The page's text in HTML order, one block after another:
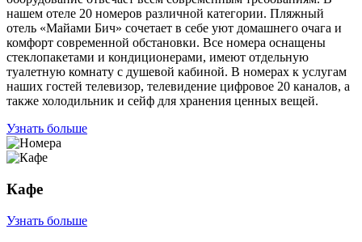
нашем отеле 20 номеров различной категории. Пляжный
отель «Майами Бич» сочетает в себе уют домашнего очага и
комфорт современной обстановки. Все номера оснащены
стеклопакетами и кондиционерами, имеют отдельную
туалетную комнату с душевой кабиной. В номерах к услугам
наших гостей телевизор, телевидение цифровое 20 каналов, а
также холодильник и сейф для хранения ценных вещей.
Узнать больше
Кафе
Узнать больше